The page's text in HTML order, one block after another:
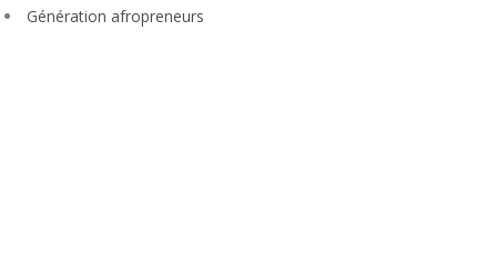
Génération afropreneurs